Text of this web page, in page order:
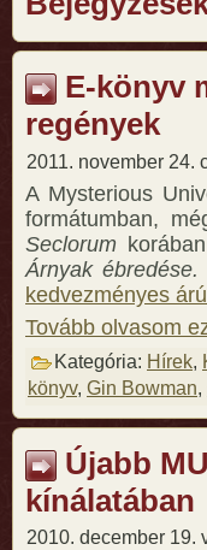
E-könyv
regények
2011. november 24.
A Mysterious
formátumban,
Seclorum
Árnyak ébredése.
kedvezményes
Tovább olvasom
Kategória: Hírek,
könyv, Gin Bowman,
Újabb
kínálatában
2010. december 19.